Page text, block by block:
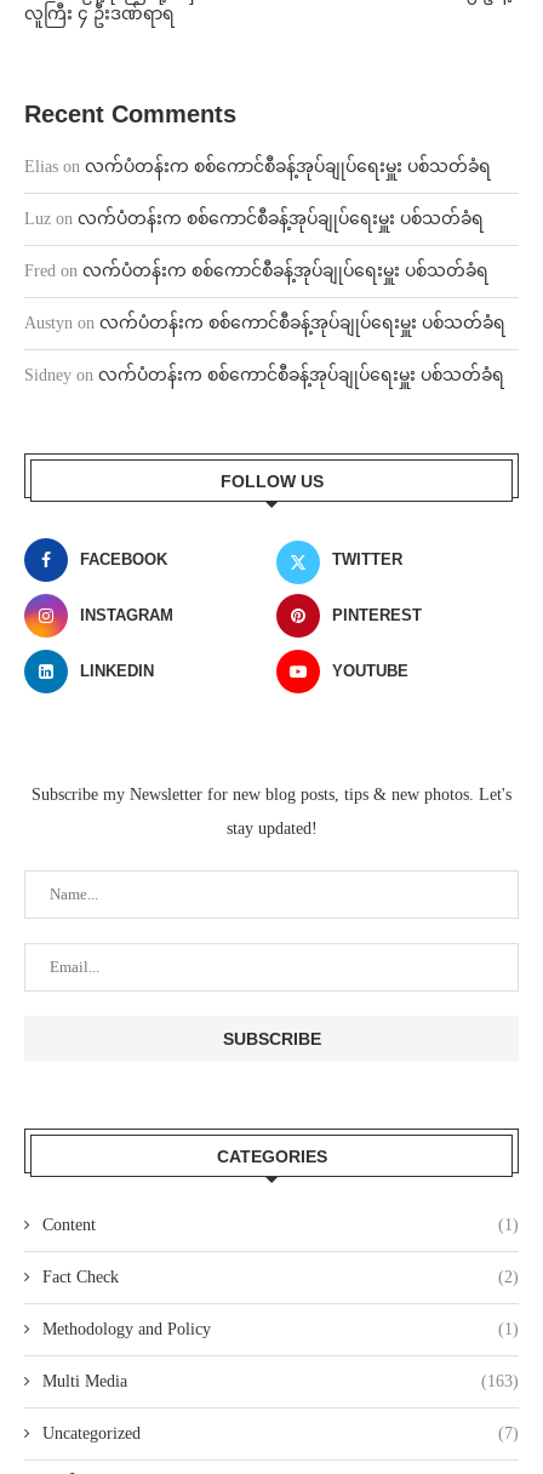
လူကြီး ၄ ဦးဒဏ်ရာရ
Recent Comments
Elias on လက်ပံတန်းက စစ်ကောင်စီခန့်အုပ်ချုပ်ရေးမှူး ပစ်သတ်ခံရ
Luz on လက်ပံတန်းက စစ်ကောင်စီခန့်အုပ်ချုပ်ရေးမှူး ပစ်သတ်ခံရ
Fred on လက်ပံတန်းက စစ်ကောင်စီခန့်အုပ်ချုပ်ရေးမှူး ပစ်သတ်ခံရ
Austyn on လက်ပံတန်းက စစ်ကောင်စီခန့်အုပ်ချုပ်ရေးမှူး ပစ်သတ်ခံရ
Sidney on လက်ပံတန်းက စစ်ကောင်စီခန့်အုပ်ချုပ်ရေးမှူး ပစ်သတ်ခံရ
FOLLOW US
FACEBOOK TWITTER
INSTAGRAM PINTEREST
LINKEDIN YOUTUBE
Subscribe my Newsletter for new blog posts, tips & new photos. Let's
stay updated!
CATEGORIES
Content (1)
Fact Check (2)
Methodology and Policy (1)
Multi Media (163)
Uncategorized (7)